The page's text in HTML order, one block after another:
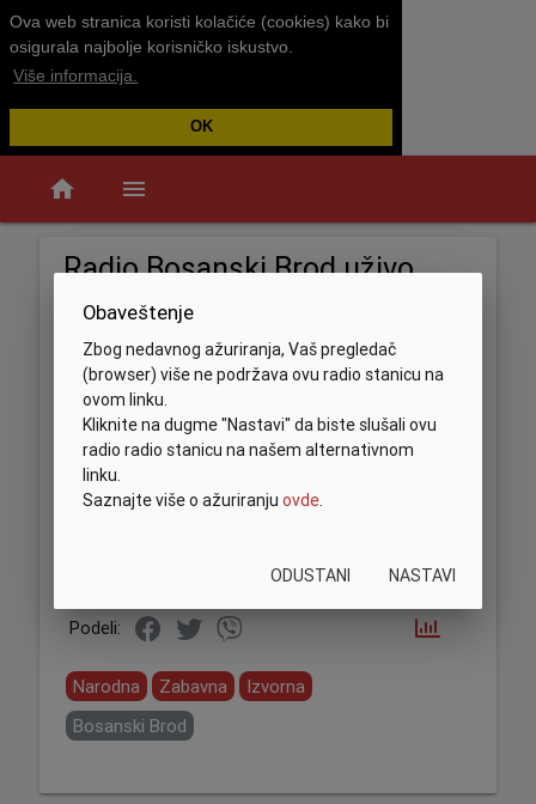
Ova web stranica koristi kolačiće (cookies) kako bi
osigurala najbolje korisničko iskustvo.
Više informacija.
OK
home menu
Radio Bosanski Brod uživo
Podeli:
Obaveštenje
Zbog nedavnog ažuriranja, Vaš pregledač
(browser) više ne podržava ovu radio stanicu na
ovom linku.
Kliknite na dugme "Nastavi" da biste slušali ovu
radio radio stanicu na našem alternativnom
linku.
Saznajte više o ažuriranju ovde.
ODUSTANI NASTAVI
Narodna Zabavna
Izvorna
Bosanski Brod